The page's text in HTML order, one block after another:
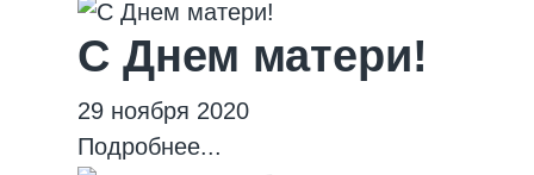
С Днем матери!
29 ноября 2020
Подробнее...